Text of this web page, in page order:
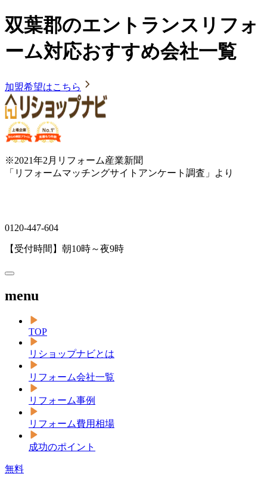
双葉郡のエントランスリフォ
ーム対応おすすめ会社一覧
加盟希望はこちら
※2021年2月リフォーム産業新聞
「リフォームマッチングサイトアンケート調査」より
0120-447-604
【受付時間】朝10時～夜9時
menu
TOP
リショップナビとは
リフォーム会社一覧
リフォーム事例
リフォーム費用相場
成功のポイント
無料